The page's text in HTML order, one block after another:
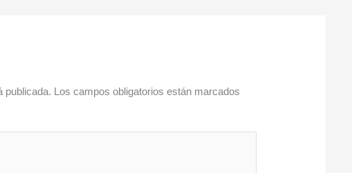
publicada. Los campos obligatorios están marcados